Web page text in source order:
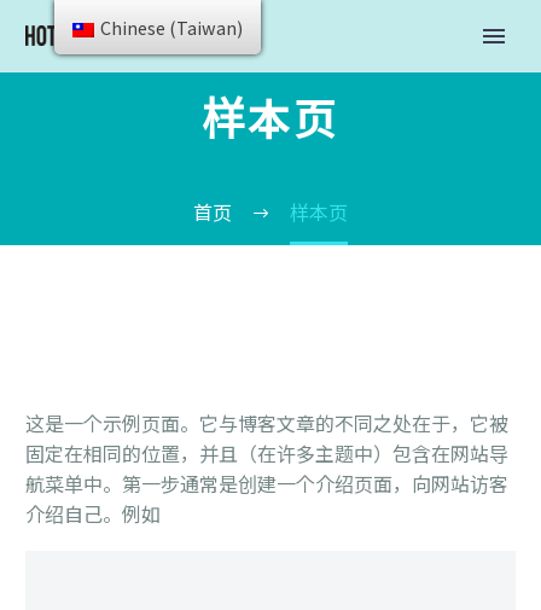
样本页
首页 样本页
这是一个示例页面。它与博客文章的不同之处在于，它被
固定在相同的位置，并且（在许多主题中）包含在网站导
航菜单中。第一步通常是创建一个介绍页面，向网站访客
介绍自己。例如
Chinese (Taiwan)